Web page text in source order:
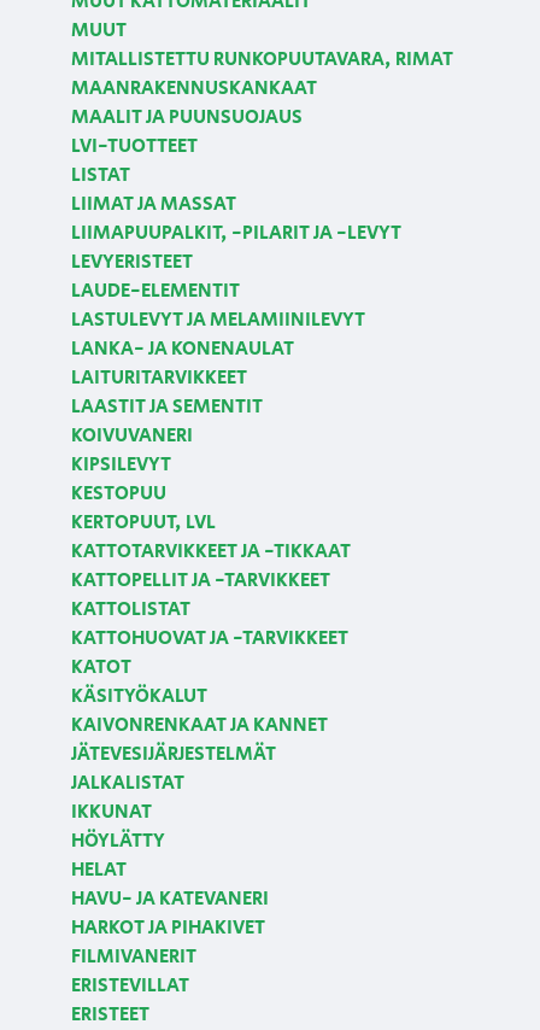
MUUT
MITALLISTETTU RUNKOPUUTAVARA, RIMAT
MAANRAKENNUSKANKAAT
MAALIT JA PUUNSUOJAUS
LVI-TUOTTEET
LISTAT
LIIMAT JA MASSAT
LIIMAPUUPALKIT, -PILARIT JA -LEVYT
LEVYERISTEET
LAUDE-ELEMENTIT
LASTULEVYT JA MELAMIINILEVYT
LANKA- JA KONENAULAT
LAITURITARVIKKEET
LAASTIT JA SEMENTIT
KOIVUVANERI
KIPSILEVYT
KESTOPUU
KERTOPUUT, LVL
KATTOTARVIKKEET JA -TIKKAAT
KATTOPELLIT JA -TARVIKKEET
KATTOLISTAT
KATTOHUOVAT JA -TARVIKKEET
KATOT
KÄSITYÖKALUT
KAIVONRENKAAT JA KANNET
JÄTEVESIJÄRJESTELMÄT
JALKALISTAT
IKKUNAT
HÖYLÄTTY
HELAT
HAVU- JA KATEVANERI
HARKOT JA PIHAKIVET
FILMIVANERIT
ERISTEVILLAT
ERISTEET